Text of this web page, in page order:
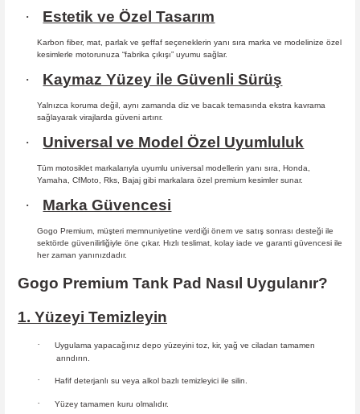
· Estetik ve Özel Tasarım
Karbon fiber, mat, parlak ve şeffaf seçeneklerin yanı sıra marka ve modelinize özel
kesimlerle motorunuza “fabrika çıkışı” uyumu sağlar.
· Kaymaz Yüzey ile Güvenli Sürüş
Yalnızca koruma değil, aynı zamanda diz ve bacak temasında ekstra kavrama
sağlayarak virajlarda güveni artırır.
· Universal ve Model Özel Uyumluluk
Tüm motosiklet markalarıyla uyumlu universal modellerin yanı sıra, Honda,
Yamaha, CfMoto, Rks, Bajaj gibi markalara özel premium kesimler sunar.
· Marka Güvencesi
Gogo Premium, müşteri memnuniyetine verdiği önem ve satış sonrası desteği ile
sektörde güvenilirliğiyle öne çıkar. Hızlı teslimat, kolay iade ve garanti güvencesi ile
her zaman yanınızdadır.
Gogo Premium Tank Pad Nasıl Uygulanır?
1. Yüzeyi Temizleyin
·
Uygulama yapacağınız depo yüzeyini toz, kir, yağ ve ciladan tamamen
arındırın.
· Hafif deterjanlı su veya alkol bazlı temizleyici ile silin.
· Yüzey tamamen kuru olmalıdır.